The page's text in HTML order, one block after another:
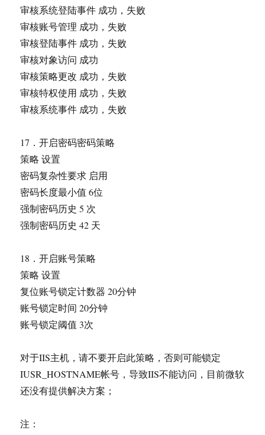
审核系统登陆事件 成功，失败
审核账号管理 成功，失败
审核登陆事件 成功，失败
审核对象访问 成功
审核策略更改 成功，失败
审核特权使用 成功，失败
审核系统事件 成功，失败
17．开启密码密码策略
策略 设置
密码复杂性要求 启用
密码长度最小值 6位
强制密码历史 5 次
强制密码历史 42 天
18．开启账号策略
策略 设置
复位账号锁定计数器 20分钟
账号锁定时间 20分钟
账号锁定阈值 3次
对于IIS主机，请不要开启此策略，否则可能锁定
IUSR_HOSTNAME帐号，导致IIS不能访问，目前微软
还没有提供解决方案；
注：